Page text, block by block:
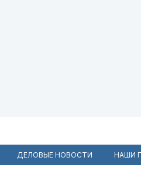
ДЕЛОВЫЕ НОВОСТИ НАШИ